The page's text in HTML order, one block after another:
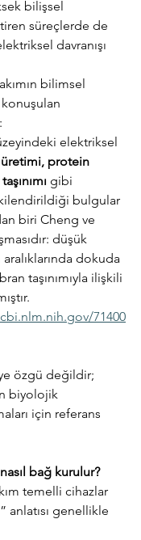
bilişsel
süreçlerde de
davranışı
bilimsel
elektriksel
üretimi, protein
gibi
bulgular
biri Cheng ve
düşük
dokuda
taşınımıyla ilişkili
71400
özgü değildir;
biyolojik
için referans
bağ kurulur?
temelli cihazlar
anlatısı genellikle